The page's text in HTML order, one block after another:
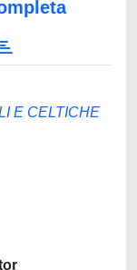
E CELTICHE